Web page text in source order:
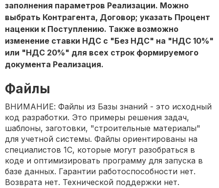
заполнения параметров Реализации. Можно
выбрать Контрагента, Договор; указать Процент
наценки к Поступлению. Также возможно
изменение ставки НДС с "Без НДС" на "НДС 10%"
или "НДС 20%" для всех строк формируемого
документа Реализация.
Файлы
ВНИМАНИЕ: Файлы из Базы знаний - это исходный
код разработки. Это примеры решения задач,
шаблоны, заготовки, "строительные материалы"
для учетной системы. Файлы ориентированы на
специалистов 1С, которые могут разобраться в
коде и оптимизировать программу для запуска в
базе данных. Гарантии работоспособности нет.
Возврата нет. Технической поддержки нет.